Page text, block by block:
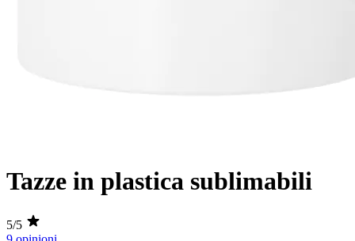
Tazze in plastica sublimabili
5/5